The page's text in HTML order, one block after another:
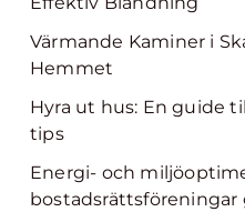
Värmande Kaminer i
Hemmet
Hyra ut hus: En guide
tips
Energi- och